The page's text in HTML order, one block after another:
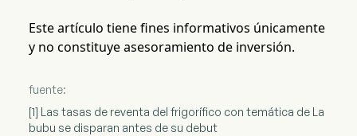
Este artículo tiene fines informativos únicamente
y no constituye asesoramiento de inversión.
fuente:
[1] Las tasas de reventa del frigorífico con temática de La
bubu se disparan antes de su debut